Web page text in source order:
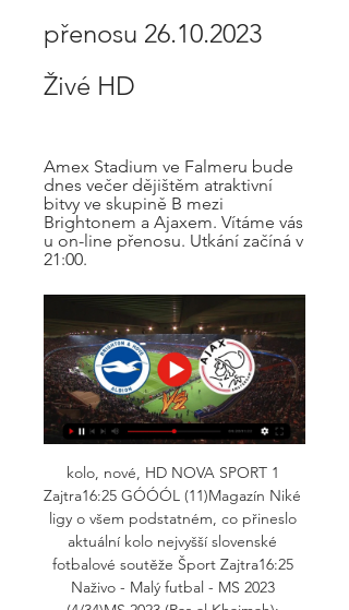
přenosu 26.10.2023
Živé HD
Amex Stadium ve Falmeru bude
dnes večer dějištěm atraktivní
bitvy ve skupině B mezi
Brightonem a Ajaxem. Vítáme vás
u on-line přenosu. Utkání začíná v
21:00.
kolo, nové, HD NOVA SPORT 1
Zajtra16:25 GÓÓÓL (11)Magazín Niké
ligy o všem podstatném, co přineslo
aktuální kolo nejvyšší slovenské
fotbalové soutěže Šport Zajtra16:25
Naživo - Malý futbal - MS 2023